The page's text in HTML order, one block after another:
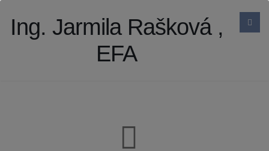
Ing. Jarmila Rašková ,
EFA